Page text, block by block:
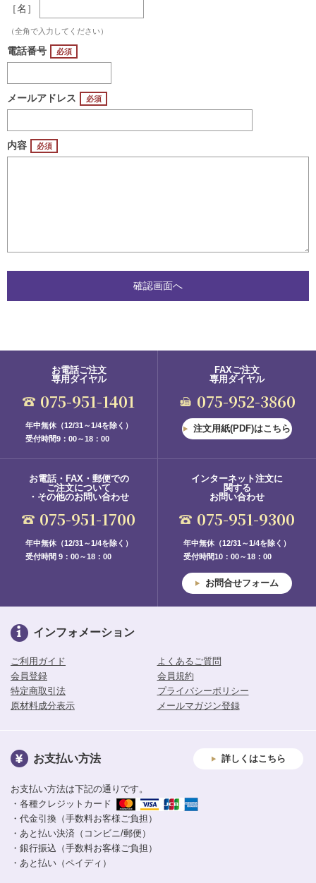
［名］
（全角で入力してください）
電話番号
メールアドレス
内容
お電話ご注文
専用ダイヤル
075-951-1401
年中無休（12/31～1/4を除く）
受付時間9：00～18：00
FAXご注文
専用ダイヤル
075-952-3860
注文用紙(PDF)はこちら
お電話・FAX・郵便での
ご注文について
・その他のお問い合わせ
075-951-1700
年中無休（12/31～1/4を除く）
受付時間 9：00～18：00
インターネット注文に
関する
お問い合わせ
075-951-9300
年中無休（12/31～1/4を除く）
受付時間10：00～18：00
お問合せフォーム
インフォメーション
ご利用ガイド
よくあるご質問
会員登録
会員規約
特定商取引法
プライバシーポリシー
原材料成分表示
メールマガジン登録
お支払い方法 詳しくはこちら
お支払い方法は下記の通りです。
・各種クレジットカード
・代金引換（手数料お客様ご負担）
・あと払い決済（コンビニ/郵便）
・銀行振込（手数料お客様ご負担）
・あと払い（ペイディ）